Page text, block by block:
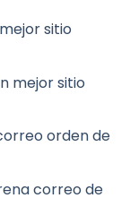
sitio
mejor sitio
orden de
correo de